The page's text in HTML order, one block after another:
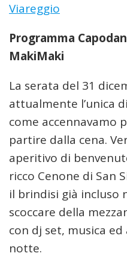
Viareggio
Programma
MakiMaki
La serata del 31
attualmente l’unica
come accennavamo
partire dalla cena.
aperitivo di
ricco Cenone di San
il brindisi già incluso
scoccare della
con dj set, musica
notte.